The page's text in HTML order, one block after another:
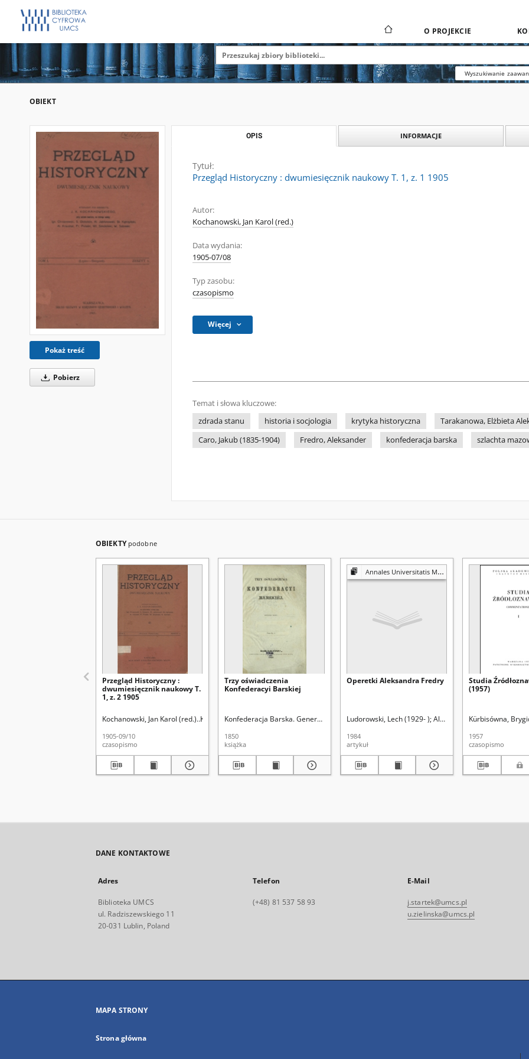
O PROJEKCIE
Wyszukiwanie
OBIEKT
Pokaż treść
Pobierz
OPIS INFORMACJE
Tytuł:
Przegląd Historyczny : dwumiesięcznik naukowy T. 1, z. 1 1905
Autor:
Kochanowski, Jan Karol (red.)
Data wydania:
1905-07/08
Typ zasobu:
czasopismo
Więcej
Temat i słowa kluczowe:
zdrada stanu
historia i socjologia krytyka historyczna
Tarakanowa, Elżbieta
Caro, Jakub (1835-1904)
Fredro, Aleksander konfederacja barska szlachta
OBIEKTY podobne
Przegląd Historyczny :
dwumiesięcznik naukowy T.
1, z. 2 1905
Kochanowski, Jan Karol (red.) Kochanowski, Jan Karol. Red.
1905-09/10
czasopismo
Trzy oświadczenia
Konfederacyi Barskiej
Konfederacja Barska. Generalność
1850
książka
Annales Universitatis Mariae Curie-Skłodowska. Sectio FF, Philologiae
Operetki Aleksandra Fredry
Ludorowski, Lech (1929- ) Aleksandrowicz-Ulrich, Alina
1984
artykuł
Studia
(1957)
Kürbisówna,
1957
czasopismo
DANE KONTAKTOWE
Adres
Biblioteka UMCS
ul. Radziszewskiego 11
20-031 Lublin, Poland
Telefon
(+48) 81 537 58 93
E-Mail
j.startek@umcs.pl
u.zielinska@umcs.pl
MAPA STRONY
Strona główna